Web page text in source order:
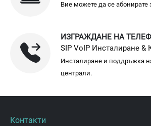
Вие можете да се абонирате
ИЗГРАЖДАНЕ НА
SIP VoIP Инсталиране &
Инсталиране и поддръжка
централи.
Контакти